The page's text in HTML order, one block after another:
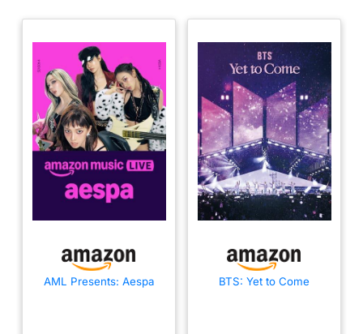
AML Presents: Aespa BTS: Yet to Come